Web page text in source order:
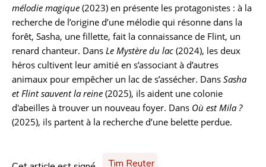
mélodie magique (2023) en présente les protagonistes : à la
recherche de l’origine d’une mélodie qui résonne dans la
forêt, Sasha, une fillette, fait la connaissance de Flint, un
renard chanteur. Dans Le Mystère du lac (2024), les deux
héros cultivent leur amitié en s’associant à d’autres
animaux pour empêcher un lac de s’assécher. Dans Sasha
et Flint sauvent la reine (2025), ils aident une colonie
d'abeilles à trouver un nouveau foyer. Dans Où est Mila ?
(2025), ils partent à la recherche d’une belette perdue.
Tim Reuter